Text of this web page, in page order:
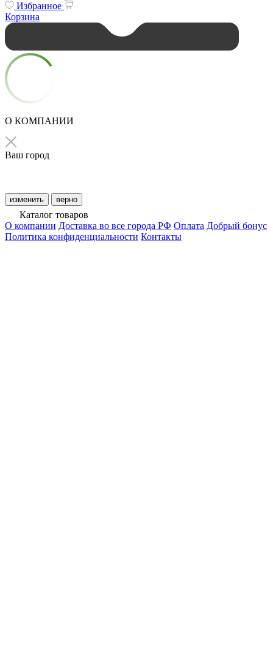
Избранное
Корзина
О КОМПАНИИ
Ваш город
изменить верно
Каталог товаров
О компании Доставка во все города РФ Оплата Добрый бонус
Политика конфиденциальности Контакты